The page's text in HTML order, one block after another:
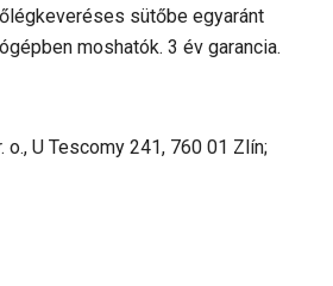
sütőbe egyaránt
moshatók. 3 év garancia.
o., U Tescomy 241, 760 01 Zlín;